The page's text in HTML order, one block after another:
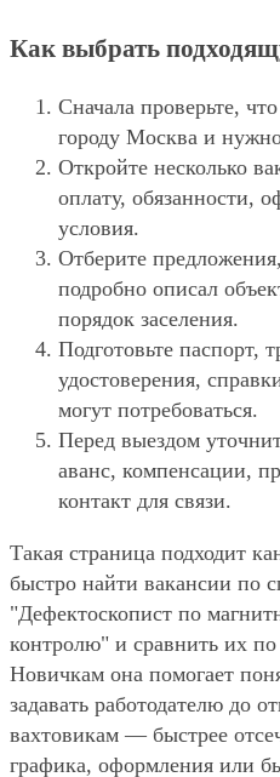
Как выбрать
Сначала проверьте,
городу Москва и
Откройте несколько
оплату, обязанности,
условия.
Отберите
подробно описал
порядок заселения.
Подготовьте паспорт,
удостоверения,
могут потребоваться.
Перед выездом
аванс, компенсации,
контакт для связи.
Такая страница подходит
быстро найти вакансии по
"Дефектоскопист по
контролю" и сравнить их
Новичкам она помогает
задавать работодателю до
вахтовикам — быстрее
графика, оформления или